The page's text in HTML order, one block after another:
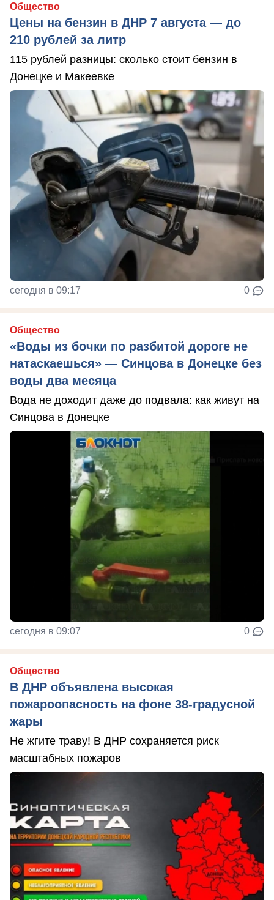
Общество
Цены на бензин в ДНР 7 августа — до
210 рублей за литр
115 рублей разницы: сколько стоит бензин в
Донецке и Макеевке
сегодня в 09:17 0
Общество
«Воды из бочки по разбитой дороге не
натаскаешься» — Синцова в Донецке без
воды два месяца
Вода не доходит даже до подвала: как живут на
Синцова в Донецке
сегодня в 09:07 0
Общество
В ДНР объявлена высокая
пожароопасность на фоне 38-градусной
жары
Не жгите траву! В ДНР сохраняется риск
масштабных пожаров